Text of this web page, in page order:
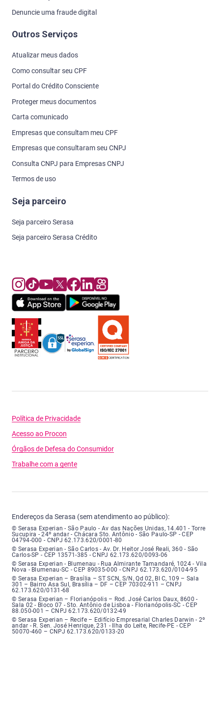
Denuncie uma fraude digital
Outros Serviços
Atualizar meus dados
Como consultar seu CPF
Portal do Crédito Consciente
Proteger meus documentos
Carta comunicado
Empresas que consultam meu CPF
Empresas que consultaram seu CNPJ
Consulta CNPJ para Empresas CNPJ
Termos de uso
Seja parceiro
Seja parceiro Serasa
Seja parceiro Serasa Crédito
Política de Privacidade
Acesso ao Procon
Órgãos de Defesa do Consumidor
Trabalhe com a gente
Endereços da Serasa (sem atendimento ao público):
Serasa Experian - São Paulo - Endereço: Avenida das Nações Unidas,
© Serasa Experian - São Paulo - Av das Nações Unidas, 14.401 - Torre
Sucupira - 24º andar - Chácara Sto. Antônio - São Paulo-SP - CEP
04794-000 - CNPJ 62.173.620/0001-80
Serasa Experian - São Carlos - Endereço: Avenida Doutor Heitor José
© Serasa Experian - São Carlos - Av. Dr. Heitor José Reali, 360 - São
Carlos-SP - CEP 13571-385 - CNPJ 62.173.620/0093-06
Serasa Experian - Blumenau - Endereço: Rua Almirante Tamandaré,
© Serasa Experian - Blumenau - Rua Almirante Tamandaré, 1024 - Vila
Nova - Blumenau-SC - CEP 89035-000 - CNPJ 62.173.620/0104-95
Serasa Experian - Brasília, Endereço: Setor Comercial Norte, sem
© Serasa Experian – Brasília – ST SCN, S/N, Qd 02, Bl C, 109 – Sala
301 – Bairro Asa Sul, Brasília – DF – CEP 70302-911 – CNPJ
62.173.620/0131-68
Serasa Experian - Florianópolis, Endereço: Rodovia José Carlos, número
© Serasa Experian – Florianópolis – Rod. José Carlos Daux, 8600 -
Sala 02 - Bloco 07 - Sto. Antônio de Lisboa - Florianópolis-SC - CEP
88.050-001 – CNPJ 62.173.620/0132-49
Serasa Experian - Recife, Endereço: Edifício Empresarial Charles Darwin,
© Serasa Experian – Recife – Edifício Empresarial Charles Darwin - 2º
andar - R. Sen. José Henrique, 231 - Ilha do Leite, Recife-PE - CEP
50070-460 – CNPJ 62.173.620/0133-20